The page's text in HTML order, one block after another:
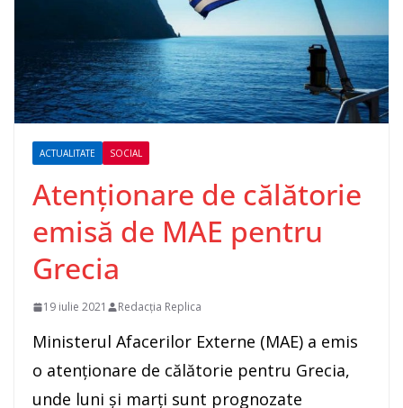
ACTUALITATE SOCIAL
Atenţionare de călătorie
emisă de MAE pentru
Grecia
19 iulie 2021 Redacția Replica
Ministerul Afacerilor Externe (MAE) a emis
o atenţionare de călătorie pentru Grecia,
unde luni şi marţi sunt prognozate